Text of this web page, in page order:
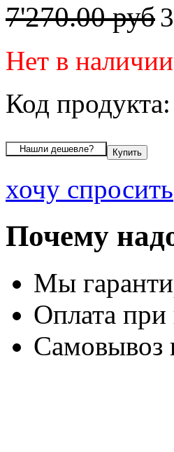
7'270.00 руб
Нет в наличии
Код
хочу спросить
Почему
Мы
Оплата
Самовывоз